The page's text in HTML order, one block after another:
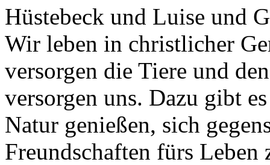
Hüstebeck und Luise und
Wir leben in christlicher
versorgen die Tiere und
versorgen uns. Dazu gibt
Natur genießen, sich
Freundschaften fürs Leben